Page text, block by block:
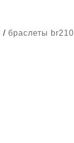
/ браслеты br210